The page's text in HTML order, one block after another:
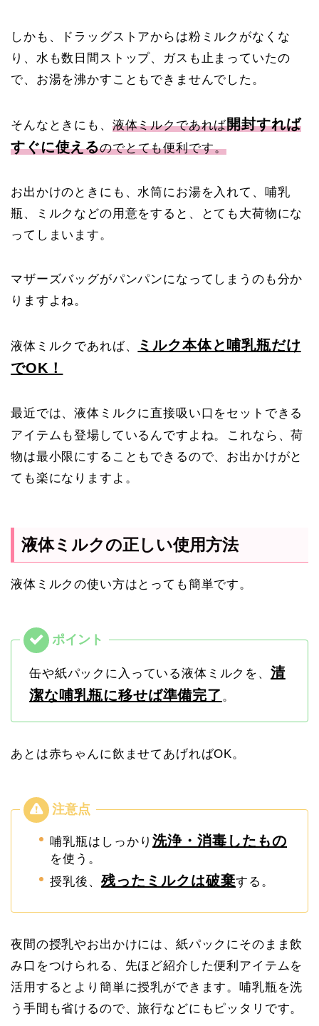
しかも、ドラッグストアからは粉ミルクがなくな
り、水も数日間ストップ、ガスも止まっていたの
で、お湯を沸かすこともできませんでした。
そんなときにも、 液体ミルクであれば開封すれば
すぐに使えるのでとても便利です。
お出かけのときにも、水筒にお湯を入れて、哺乳
瓶、ミルクなどの用意をすると、とても大荷物にな
ってしまいます。
マザーズバッグがパンパンになってしまうのも分か
りますよね。
液体ミルクであれば、
ミルク本体と哺乳瓶だけ
でOK！
最近では、液体ミルクに直接吸い口をセットできる
アイテムも登場しているんですよね。
これなら、荷
物は最小限にすることもできるので、お出かけがと
ても楽になりますよ。
液体ミルクの正しい使用方法
液体ミルクの使い方はとっても簡単です。
缶や紙パックに入っている液体ミルクを、 清
潔な哺乳瓶に移せば準備完了 。
あとは赤ちゃんに飲ませてあげればOK。
哺乳瓶はしっかり 洗浄・消毒したもの
を使う。
授乳後、 残ったミルクは破棄する。
夜間の授乳やお出かけには、紙パックにそのまま飲
み口をつけられる、先ほど紹介した便利アイテムを
活用するとより簡単に授乳ができます。哺乳瓶を洗
う手間も省けるので、旅行などにもピッタリです。